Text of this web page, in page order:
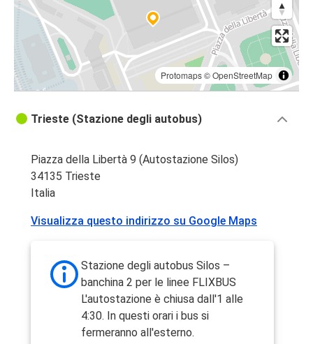
Protomaps©OpenStreetMap
Trieste (Stazione degli autobus)
Piazza della Libertà 9 (Autostazione Silos)
34135 Trieste
Italia
Visualizza questo indirizzo su Google Maps
Stazione degli autobus Silos –
banchina 2 per le linee FLIXBUS
L'autostazione è chiusa dall'1 alle
4:30. In questi orari i bus si
fermeranno all'esterno.